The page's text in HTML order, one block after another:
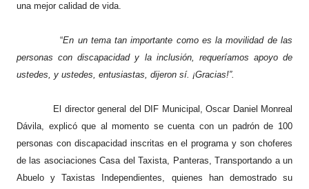
una mejor calidad de vida.
“En un tema tan importante como es la movilidad de las
personas con discapacidad y la inclusión, requeríamos apoyo de
ustedes, y ustedes, entusiastas, dijeron sí. ¡Gracias!”.
El director general del DIF Municipal, Oscar Daniel Monreal
Dávila, explicó que al momento se cuenta con un padrón de 100
personas con discapacidad inscritas en el programa y son choferes
de las asociaciones Casa del Taxista, Panteras, Transportando a un
Abuelo y Taxistas Independientes, quienes han demostrado su